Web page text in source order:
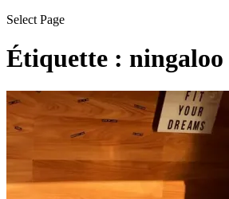
Select Page
Étiquette : ningaloo